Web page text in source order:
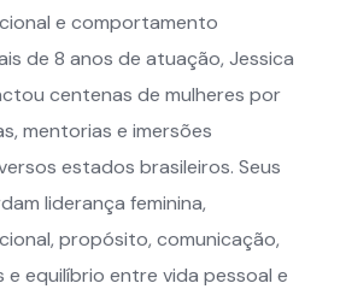
e comportamento
de 8 anos de atuação, Jessica
centenas de mulheres por
mentorias e imersões
estados brasileiros. Seus
liderança feminina,
propósito, comunicação,
e equilíbrio entre vida pessoal e